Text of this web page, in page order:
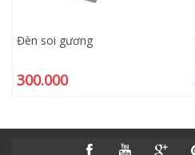
Đèn soi gương
300.000